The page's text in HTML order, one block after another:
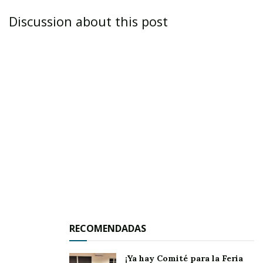
queremos hacer las cosas bien hechas desde el
punto de vista de la honestidad y la
Discussion about this post
RECOMENDADAS
¡Ya hay Comité para la Feria